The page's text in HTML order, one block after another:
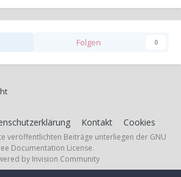
Folgen 0
Kontakt Cookies
veröffentlichten Beiträge unterliegen der GNU
Documentation License.
by Invision Community